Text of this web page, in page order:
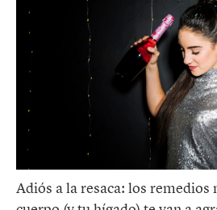
Adiós a la resaca: los remedios